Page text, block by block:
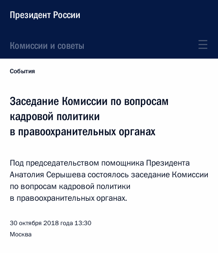
Президент России
Комиссии и советы
События
Заседание Комиссии по вопросам
кадровой политики
в правоохранительных органах
Под председательством помощника Президента
Анатолия Серышева состоялось заседание Комиссии
по вопросам кадровой политики
в правоохранительных органах.
30 октября 2018 года 13:30
Москва